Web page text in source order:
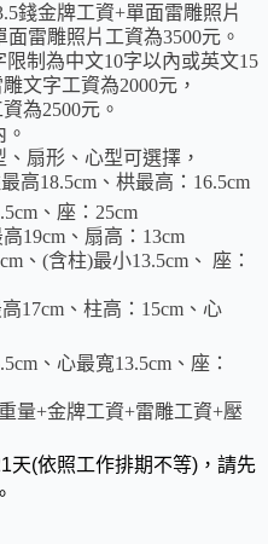
錢金牌工資+單面雷雕照片
面雷雕照片工資為3500元。
制為中文10字以內或英文15
文字工資為2000元，
為2500元。
扇形、心型可選擇，
高18.5cm、栱最高：16.5cm
座：25cm
19cm、扇高：13cm
柱)最小13.5cm、 座：
17cm、柱高：15cm、心
最寬13.5cm、座：
量+金牌工資+雷雕工資+壓
天(依照工作排期不等)，請先